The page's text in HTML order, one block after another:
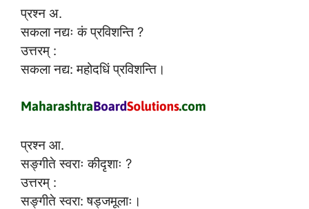
प्रश्न अ.
सकला नद्यः कं प्रविशन्ति ?
उत्तरम् :
सकला नद्य: महोदधिं प्रविशन्ति।
प्रश्न आ.
सङ्गीते स्वराः कीदृशाः ?
उत्तरम् :
सङ्गीते स्वरा: षड्जमूलाः।